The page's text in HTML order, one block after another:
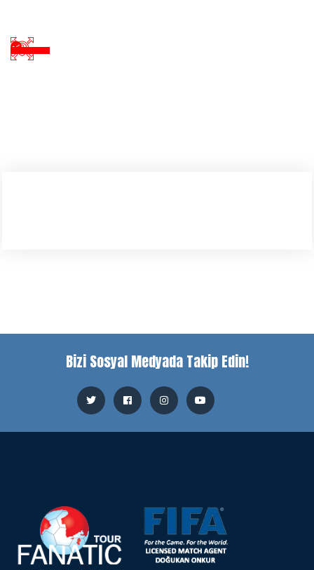
Bizi Sosyal Medyada Takip Edin!